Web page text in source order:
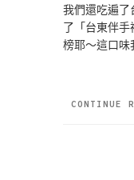
我們還吃遍
了「台東伴
榜耶～這口味
CONTINUE